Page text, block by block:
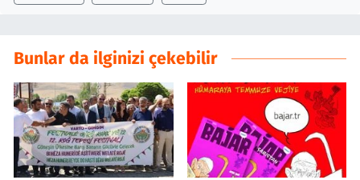
Bunlar da ilginizi çekebilir